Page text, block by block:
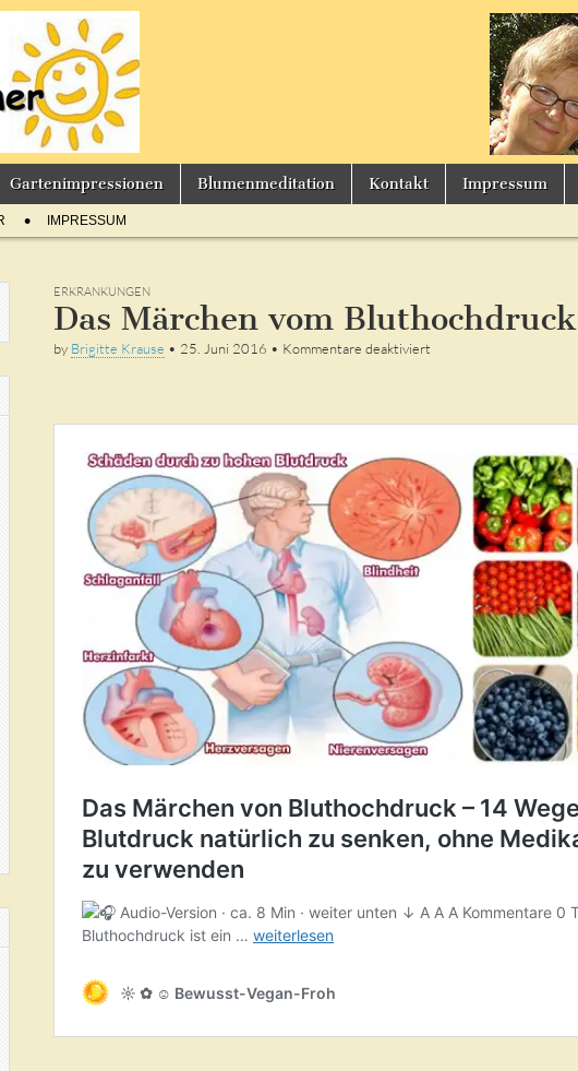
Gartenimpressionen Blumenmeditation Kontakt Impressum
IMPRESSUM
ERKRANKUNGEN
Das Märchen vom Bluthochdruck
by Brigitte Krause • 25. Juni 2016 • Kommentare deaktiviert